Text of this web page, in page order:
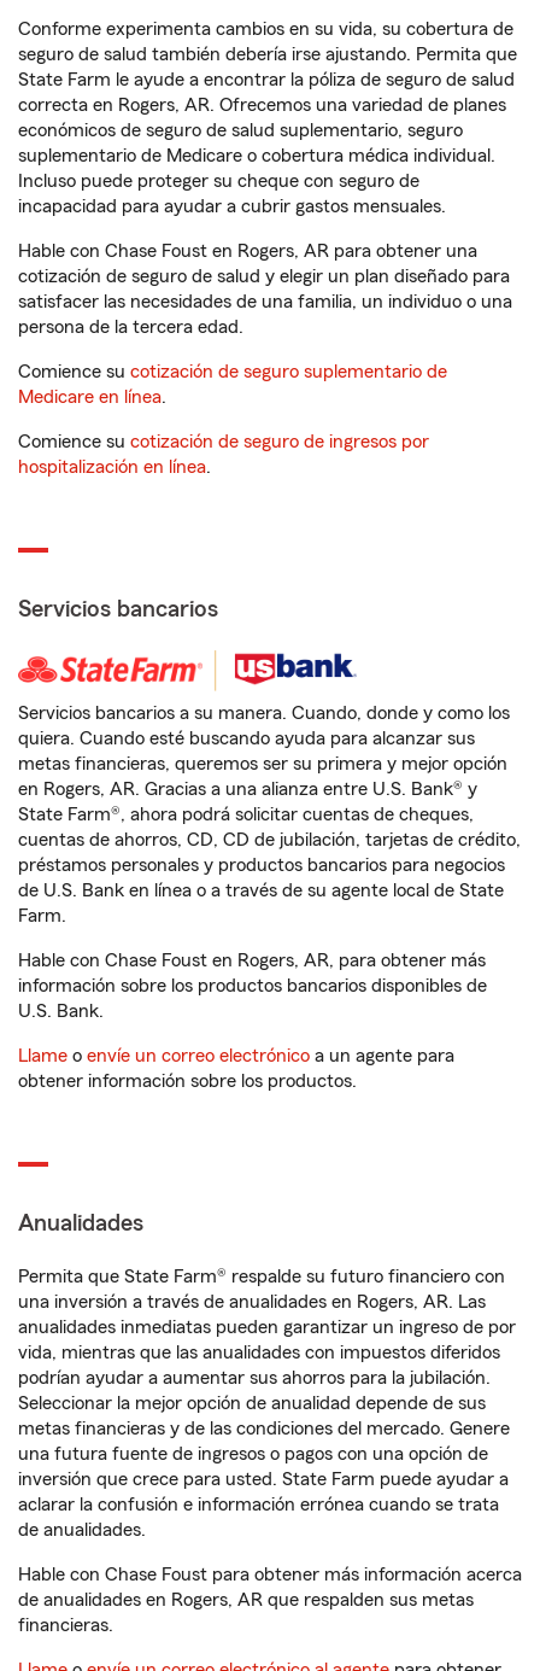
Conforme experimenta cambios en su vida, su cobertura de
seguro de salud también debería irse ajustando. Permita que
State Farm le ayude a encontrar la póliza de seguro de salud
correcta en Rogers, AR. Ofrecemos una variedad de planes
económicos de seguro de salud suplementario, seguro
suplementario de Medicare o cobertura médica individual.
Incluso puede proteger su cheque con seguro de
incapacidad para ayudar a cubrir gastos mensuales.
Hable con Chase Foust en Rogers, AR para obtener una
cotización de seguro de salud y elegir un plan diseñado para
satisfacer las necesidades de una familia, un individuo o una
persona de la tercera edad.
Comience su cotización de seguro suplementario de
Medicare en línea.
Comience su cotización de seguro de ingresos por
hospitalización en línea.
Servicios bancarios
Servicios bancarios a su manera. Cuando, donde y como los
quiera. Cuando esté buscando ayuda para alcanzar sus
metas financieras, queremos ser su primera y mejor opción
en Rogers, AR. Gracias a una alianza entre U.S. Bank® y
State Farm®, ahora podrá solicitar cuentas de cheques,
cuentas de ahorros, CD, CD de jubilación, tarjetas de crédito,
préstamos personales y productos bancarios para negocios
de U.S. Bank en línea o a través de su agente local de State
Farm.
Hable con Chase Foust en Rogers, AR, para obtener más
información sobre los productos bancarios disponibles de
U.S. Bank.
Llame o envíe un correo electrónico a un agente para
obtener información sobre los productos.
Anualidades
Permita que State Farm® respalde su futuro financiero con
una inversión a través de anualidades en Rogers, AR. Las
anualidades inmediatas pueden garantizar un ingreso de por
vida, mientras que las anualidades con impuestos diferidos
podrían ayudar a aumentar sus ahorros para la jubilación.
Seleccionar la mejor opción de anualidad depende de sus
metas financieras y de las condiciones del mercado. Genere
una futura fuente de ingresos o pagos con una opción de
inversión que crece para usted. State Farm puede ayudar a
aclarar la confusión e información errónea cuando se trata
de anualidades.
Hable con Chase Foust para obtener más información acerca
de anualidades en Rogers, AR que respalden sus metas
financieras.